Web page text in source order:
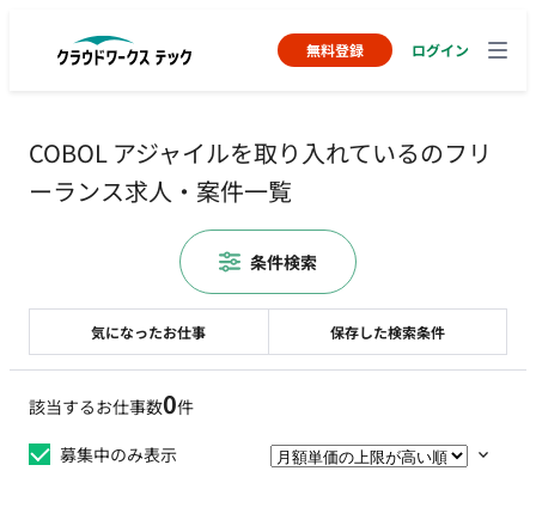
無料登録 ログイン
COBOL アジャイルを取り入れているのフリ
ーランス求人・案件一覧
該当するお仕事数0件
募集中のみ表示
気になったお仕事 保存した検索条件
条件検索